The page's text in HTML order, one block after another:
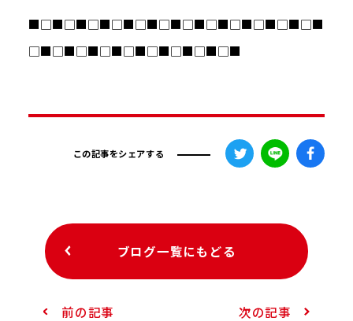
■□■□■□■□■□■□■□■□■□■□■□■□■
□■□■□■□■□■□■□■□■□■
この記事をシェアする
前の記事
ブログ一覧にもどる
次の記事